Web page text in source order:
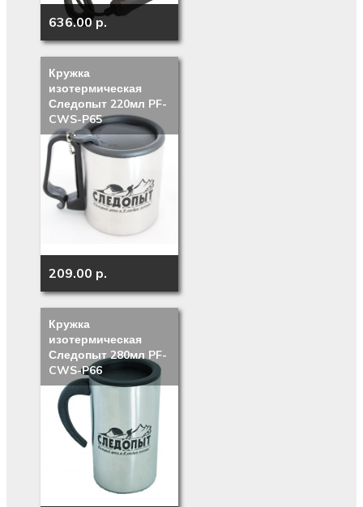
636.00 p.
Кружка
изотермическая
Следопыт 220мл PF-
CWS-P65
209.00 p.
Кружка
изотермическая
Следопыт 280мл PF-
CWS-P66